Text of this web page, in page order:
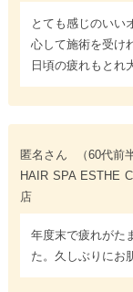
とても感じのいい
心して施術を受け
日頃の疲れもとれ
匿名さん
（60代前
HAIR SPA ESTHE
店
年度末で疲れがた
た。久しぶりにお